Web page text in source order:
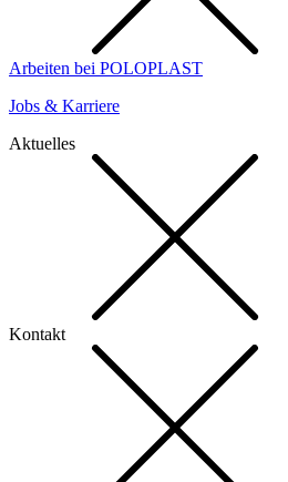
Arbeiten bei POLOPLAST
Jobs & Karriere
Aktuelles
Kontakt